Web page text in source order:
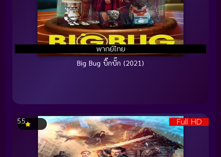
พากย์ไทย
Big Bug บิ๊กบั๊ก (2021)
Full HD
5.5